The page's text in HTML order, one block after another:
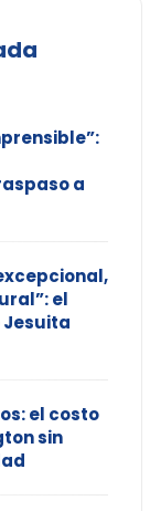
a
el
Jesuita
el costo
sin